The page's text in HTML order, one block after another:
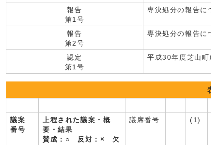
報告
第1号
専決処分の報告につ
報告
第2号
専決処分の報告につ
認定
第1号
平成30年度芝山町
表
議案
番号
上程された議案・概
要・結果
賛成：○ 反対：× 欠
議席番号 (1)